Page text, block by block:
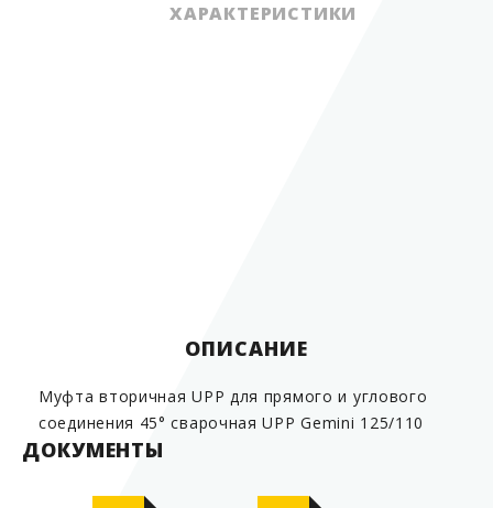
ХАРАКТЕРИСТИКИ
ОПИСАНИЕ
Муфта вторичная UPP для прямого и углового
соединения 45° сварочная UPP Gemini 125/110
ДОКУМЕНТЫ